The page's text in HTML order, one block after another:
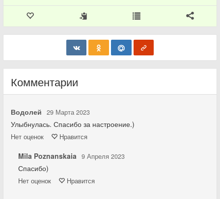
Комментарии
Водолей 29 Марта 2023
Улыбнулась. Спасибо за настроение.)
Нет оценок Нравится
Mila Poznanskaia 9 Апреля 2023
Спасибо)
Нет оценок Нравится